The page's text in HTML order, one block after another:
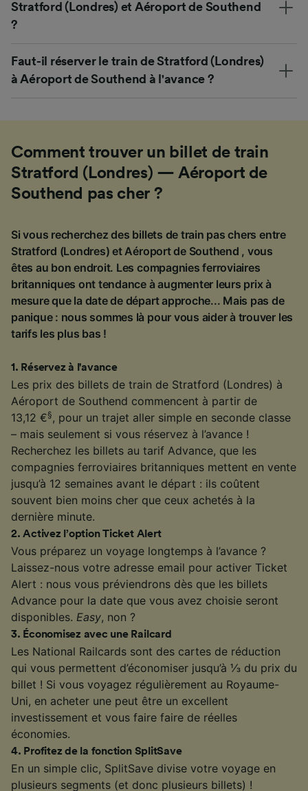
Stratford (Londres) et Aéroport de Southend
?
Faut-il réserver le train de Stratford (Londres)
à Aéroport de Southend à l'avance ?
Comment trouver un billet de train
Stratford (Londres) — Aéroport de
Southend pas cher ?
Si vous recherchez des billets de train pas chers entre
Stratford (Londres) et Aéroport de Southend , vous
êtes au bon endroit. Les compagnies ferroviaires
britanniques ont tendance à augmenter leurs prix à
mesure que la date de départ approche... Mais pas de
panique : nous sommes là pour vous aider à trouver les
tarifs les plus bas !
1 . Réservez à l'avance
Les prix des billets de train de Stratford (Londres) à
Aéroport de Southend commencent à partir de
13,12 €§, pour un trajet aller simple en seconde classe
– mais seulement si vous réservez à l’avance !
Recherchez les billets au tarif Advance, que les
compagnies ferroviaires britanniques mettent en vente
jusqu’à 12 semaines avant le départ : ils coûtent
souvent bien moins cher que ceux achetés à la
dernière minute.
2.Activez l’option Ticket Alert
Vous préparez un voyage longtemps à l’avance ?
Laissez-nous votre adresse email pour activer Ticket
Alert : nous vous préviendrons dès que les billets
Advance pour la date que vous avez choisie seront
disponibles. Easy, non ?
3. Économisez avec une Railcard
Les National Railcards sont des cartes de réduction
qui vous permettent d’économiser jusqu’à ⅓ du prix du
billet ! Si vous voyagez régulièrement au Royaume-
Uni, en acheter une peut être un excellent
investissement et vous faire faire de réelles
économies.
4. Profitez de la fonction SplitSave
En un simple clic, SplitSave divise votre voyage en
plusieurs segments (et donc plusieurs billets) !